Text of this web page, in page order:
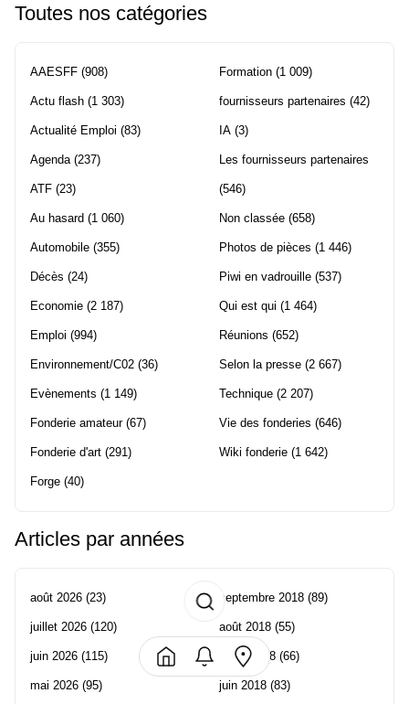
Toutes nos catégories
AAESFF (908)
Actu flash (1 303)
Actualité Emploi (83)
Agenda (237)
ATF (23)
Au hasard (1 060)
Automobile (355)
Décès (24)
Economie (2 187)
Emploi (994)
Environnement/C02 (36)
Evènements (1 149)
Fonderie amateur(67)
Fonderie d'art (291)
Forge (40)
Formation (1 009)
fournisseurs partenaires (42)
IA (3)
Les fournisseurs partenaires
(546)
Non classée (658)
Photos de pièces (1 446)
Piwi en vadrouille (537)
Qui est qui (1 464)
Réunions (652)
Selon la presse (2 667)
Technique (2 207)
Vie des fonderies (646)
Wiki fonderie (1 642)
Articles par années
août 2026 (23)
juillet 2026 (120)
juin 2026 (115)
mai 2026 (95)
septembre 2018 (89)
août 2018 (55)
juillet 2018 (66)
juin 2018 (83)